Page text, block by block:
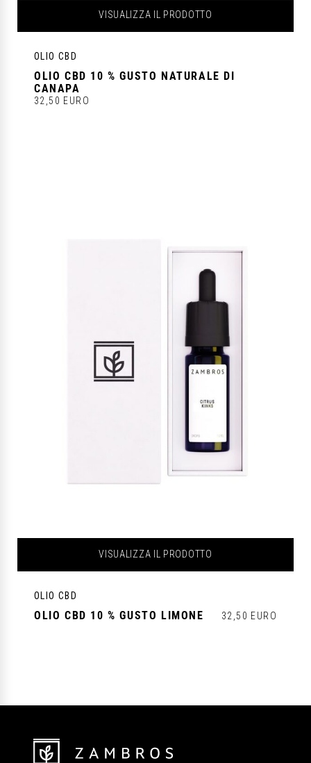
VISUALIZZA IL PRODOTTO
OLIO CBD
OLIO CBD 10 % GUSTO NATURALE DI
CANAPA
32,50 EURO
VISUALIZZA IL PRODOTTO
OLIO CBD
OLIO CBD 10 % GUSTO LIMONE 32,50 EURO